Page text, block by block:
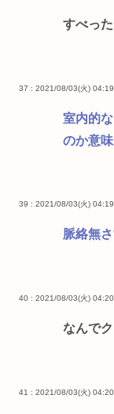
すべっ
37 : 2021/08/03(火)
室内的
のか意
39 : 2021/08/03(火)
脈絡無
40 : 2021/08/03(火)
なんで
41 : 2021/08/03(火)